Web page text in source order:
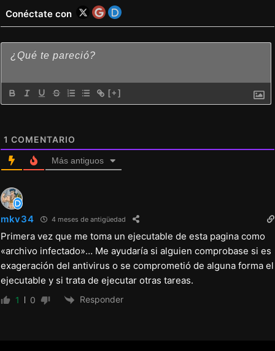
Conéctate con
[+]
1 COMENTARIO
Más antiguos
mkv34 4 meses de antigüedad
Primera vez que me toma un ejecutable de esta pagina como
«archivo infectado»… Me ayudaría si alguien comprobase si es
exageración del antivirus o se comprometió de alguna forma el
ejecutable y si trata de ejecutar otras tareas.
1 0 Responder